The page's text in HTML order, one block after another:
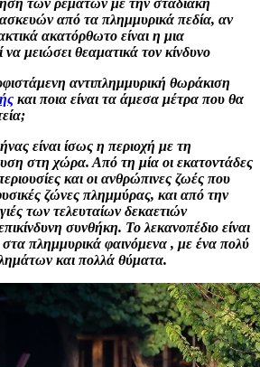
από τα πλημμυρικά πεδία, αν
ακατόρθωτο είναι η μια
μειώσει θεαματικά τον κίνδυνο
αντιπλημμυρική θωράκιση
και ποια είναι τα άμεσα μέτρα που θα
είναι ίσως η περιοχή με τη
στη χώρα. Από τη μία οι εκατοντάδες
και οι ανθρώπινες ζωές που
ζώνες πλημμύρας, και από την
των τελευταίων δεκαετιών
συνθήκη. Το λεκανοπέδιο είναι
πλημμυρικά φαινόμενα , με ένα πολύ
και πολλά θύματα.